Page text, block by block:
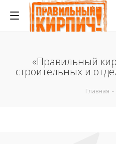
«Правильный
строительных и
Главная -